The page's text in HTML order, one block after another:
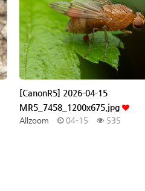
[CanonR5] 2026-04-15
MR5_7458_1200x675.jpg
Allzoom 04-15 535